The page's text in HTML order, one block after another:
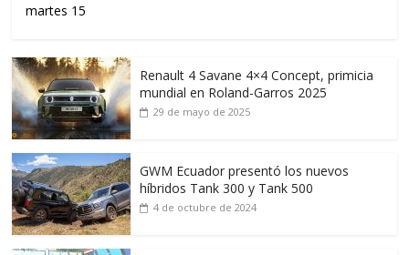
martes 15
Renault 4 Savane 4×4 Concept, primicia
mundial en Roland-Garros 2025
29 de mayo de 2025
GWM Ecuador presentó los nuevos
híbridos Tank 300 y Tank 500
4 de octubre de 2024